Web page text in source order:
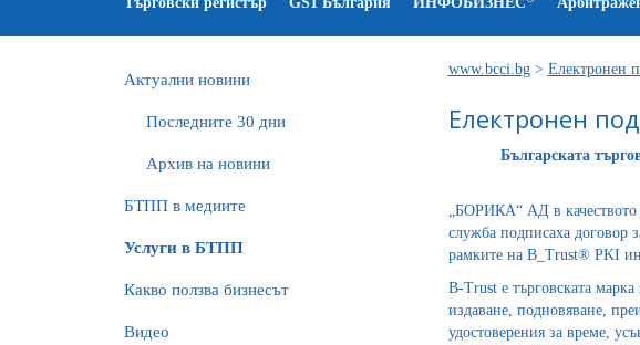
Актуални новини
Последните 30 дни
Архив на новини
БTПП в медиите
Услуги в БТПП
Какво ползва бизнесът
Видео
www.bcci.bg> Електронен
Електронен
Българската
„БОРИКА“ АД в качеството
служба подписаха договор
рамките на B_Trust® PKI
B-Trust е търговската
издаване, подновяване,
удостоверения за време,